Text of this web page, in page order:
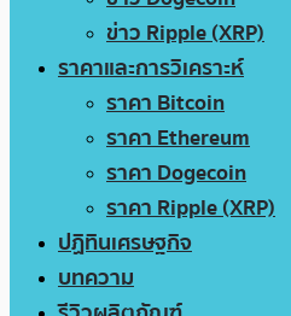
ข่าว Ripple (XRP)
ราคาและการวิเคราะห์
ราคา Bitcoin
ราคา Ethereum
ราคา Dogecoin
ราคา Ripple (XRP)
ปฏิทินเศรษฐกิจ
บทความ